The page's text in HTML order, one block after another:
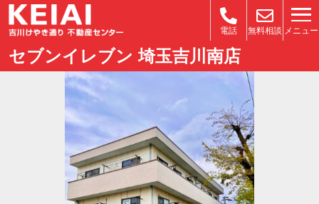
電話 無料相談 メニュー
セブンイレブン 埼玉吉川南店